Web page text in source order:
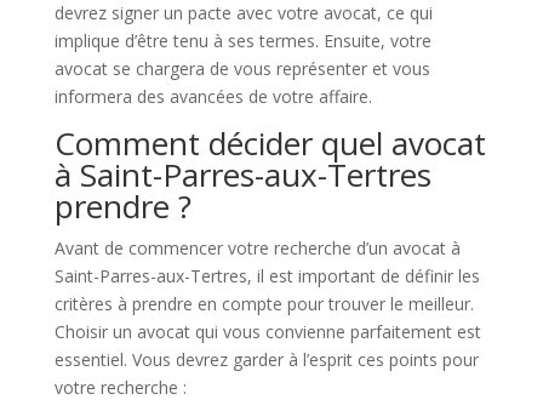
devrez signer un pacte avec votre avocat, ce qui
implique d’être tenu à ses termes. Ensuite, votre
avocat se chargera de vous représenter et vous
informera des avancées de votre affaire.
Comment décider quel avocat
à Saint-Parres-aux-Tertres
prendre ?
Avant de commencer votre recherche d’un avocat à
Saint-Parres-aux-Tertres, il est important de définir les
critères à prendre en compte pour trouver le meilleur.
Choisir un avocat qui vous convienne parfaitement est
essentiel. Vous devrez garder à l’esprit ces points pour
votre recherche :